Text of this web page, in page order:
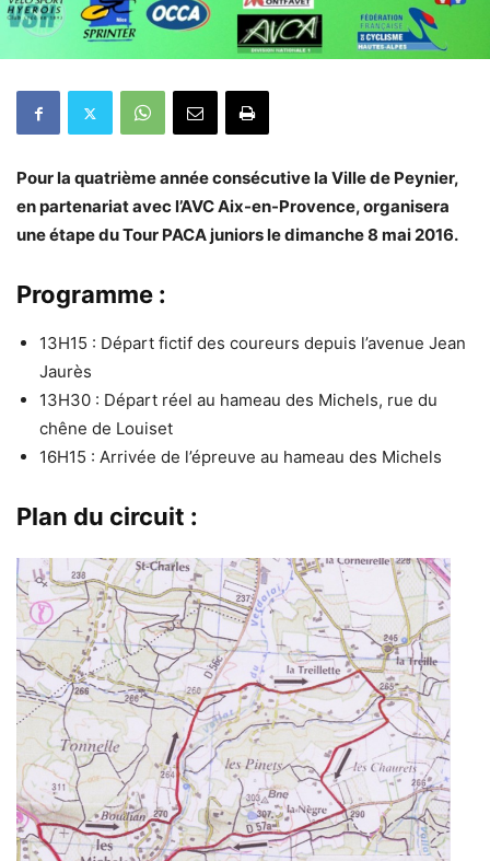
Pour la quatrième année consécutive la Ville de Peynier,
en partenariat avec l’AVC Aix-en-Provence, organisera
une étape du Tour PACA juniors le dimanche 8 mai 2016.
Programme :
13H15 : Départ fictif des coureurs depuis l’avenue Jean
Jaurès
13H30 : Départ réel au hameau des Michels, rue du
chêne de Louiset
16H15 : Arrivée de l’épreuve au hameau des Michels
Plan du circuit :